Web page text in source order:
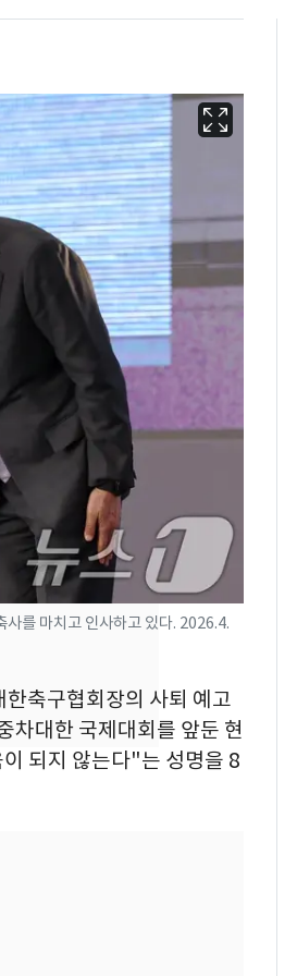
사를 마치고 인사하고 있다. 2026.4.
축구협회장의 사퇴 예고
대한 국제대회를 앞둔 현
되지 않는다"는 성명을 8
회춘실험 억만장자, '여
친 생리혈' 냉동고 보
관…"자궁 내부 궁금
해"
'심판 성접대'가 끝 아니
었다…축구협회장 출장
에 부인 3회 동반 '펑펑'
[단독] 경찰, '김부장'
제작사 회장 수사…자본
시장법 위반 의혹
9
키나와·가고시마현 접
근…26만명 대피령
'일타강사' 남편과 아내